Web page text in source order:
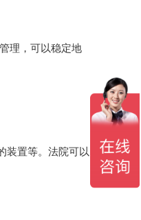
理，可以稳定地
装置等。法院可以